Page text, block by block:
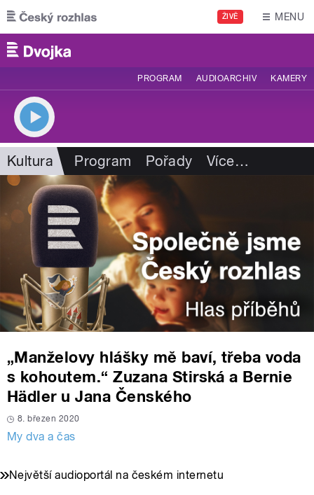
Přejít k hlavnímu obsahu
ŽIVĚ MENU
PROGRAM AUDIOARCHIV KAMERY
Kultura Program Pořady Více…
„Manželovy hlášky mě baví, třeba voda
s kohoutem.“ Zuzana Stirská a Bernie
Hädler u Jana Čenského
8. březen 2020
My dva a čas
Největší audioportál na českém internetu